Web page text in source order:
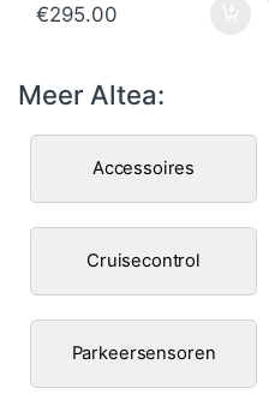
€295.00
Meer Altea:
Accessoires
Cruisecontrol
Parkeersensoren